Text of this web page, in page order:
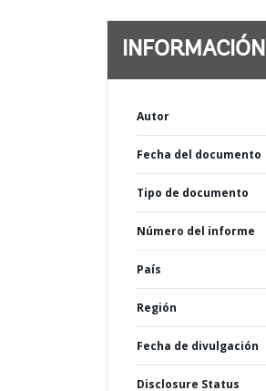
INFORMACIÓN
Autor
Fecha del documento
Tipo de documento
Número del informe
País
Región
Fecha de divulgación
Disclosure Status